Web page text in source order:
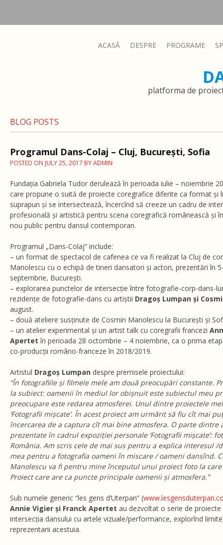
ACASĂ DESPRE PROGRAME
platforma de
BLOG POSTS
Programul Dans-Colaj – Cluj, București, Sofia
POSTED ON JULY 25, 2017 BYADMIN
Fundația Gabriela Tudor derulează în perioada iulie – noiembrie
care propune o suită de proiecte coregrafice diferite ca format și
suprapun și se intersectează, încercînd să creeze un cadru de
profesională și artistică pentru scena coregrafică românească și
nou public pentru dansul contemporan.
Programul „Dans-Colaj” include:
– un format de spectacol de cafenea ce va fi realizat la Cluj de
Manolescu cu o echipă de tineri dansatori și actori, prezentări în
septembrie, București.
– explorarea punctelor de intersecție între fotografie-corp-dans-
rezidențe de fotografie-dans cu artiștii Dragoș Lumpan și
august.
– două ateliere susținute de Cosmin Manolescu la București și
– un atelier experimental și un artist talk cu coregrafii francezi
Apertet în perioada 28 octombrie – 4 noiembrie, ca o prima
co-producții româno-franceze în 2018/2019.
Artistul Dragoș Lumpan despre premisele proiectului:
“În fotografiile și filmele mele am două preocupări constante.
la subiect: oamenii în mediul lor obișnuit este subiectul meu
preocupare este redarea atmosferei. Unul dintre proiectele
‘Fotografii mișcate’. În acest proiect am urmărit să fiu cît mai
încercarea de a captura cît mai bine atmosfera. O parte dintre
prezentate în cadrul expoziției personale ‘Fotografii mișcate’:
România. Am scris cele de mai sus pentru a explica interesul /
mea pentru a fotografia oameni în miscare / oameni dansînd.
Manolescu va fi pentru mine începutul unui proiect foto la
Proiect care are ca puncte principale oamenii și atmosfera.”
Sub numele generic “les gens d’Uterpan” (
Annie Vigier și Franck Apertet au dezvoltat o serie de
intersecția dansului cu artele vizuale/performance, explorînd
reprezentarii acestuia.